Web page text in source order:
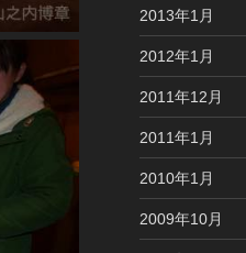
2013年1月
2012年1月
2011年12月
2011年1月
2010年1月
2009年10月